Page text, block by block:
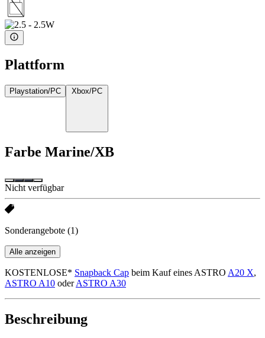
Plattform
Playstation/PC Xbox/PC
Farbe Marine/XB
Nicht verfügbar
Sonderangebote (1)
Alle anzeigen
KOSTENLOSE* Snapback Cap beim Kauf eines ASTRO A20 X,
ASTRO A10 oderASTRO A30
Beschreibung